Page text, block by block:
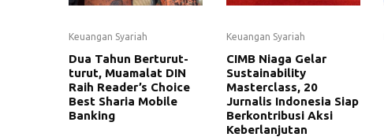
Keuangan Syariah
Dua Tahun Berturut-
turut, Muamalat DIN
Raih Reader’s Choice
Best Sharia Mobile
Banking
Keuangan Syariah
CIMB Niaga Gelar
Sustainability
Masterclass, 20
Jurnalis Indonesia Siap
Berkontribusi Aksi
Keberlanjutan